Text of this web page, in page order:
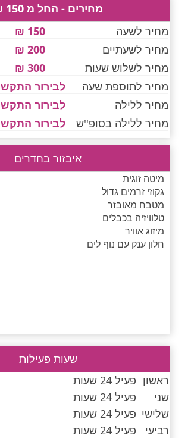
מחירים - החל מ 150 ₪
מחיר לשעה
150 ₪
מחיר לשעתיים
200 ₪
מחיר לשלוש שעות
300 ₪
מחיר לתוספת שעה
לבירור
מחיר ללילה
לבירור
מחיר ללילה בסופ''ש
לבירור
איבזור בחדרים
מיטה זוגית
גקוזי זרמים גדול
מטבח מאובזר
טלוויזיה בכבלים
מיזוג אוויר
חלון ענק עם נוף לים
שעות פעילות
ראשון פעיל 24 שעות
שני
פעיל 24 שעות
שלישי פעיל 24 שעות
רביעי
פעיל 24 שעות